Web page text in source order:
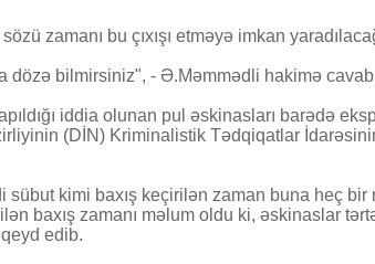
zamanı bu çıxışı etməyə imkan
dözə bilmirsiniz", - Ə.Məmmədli hakimə
iddia olunan pul əskinasları barədə
(DİN) Kriminalistik Tədqiqatlar
kimi baxış keçirilən zaman buna heç
baxış zamanı məlum oldu ki, əskinaslar
edib.